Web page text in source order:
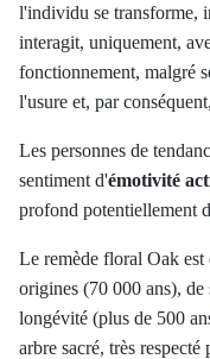
l'individu se transforme,
interagit, uniquement,
fonctionnement, malgré
l'usure et, par
Les personnes de
sentiment d'émotivité
profond potentiellement
Le remède floral Oak est
origines (70 000 ans), de
longévité (plus de 500
arbre sacré, très